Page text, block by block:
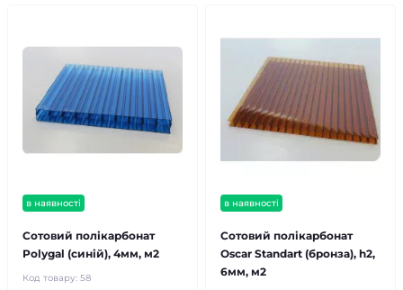
в наявності
Сотовий полікарбонат
Polygal (синій), 4мм, м2
Код товару: 58
в наявності
Сотовий полікарбонат
Oscar Standart (бронза), h2,
6мм, м2